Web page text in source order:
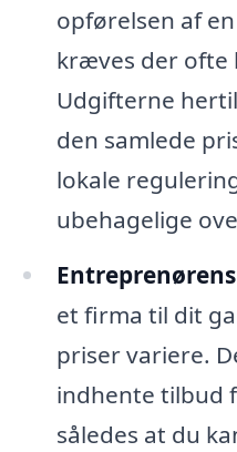
opførelsen af
kræves der ofte
Udgifterne
den samlede
lokale
ubehagelige
et firma til dit
priser variere.
indhente tilbud
således at du